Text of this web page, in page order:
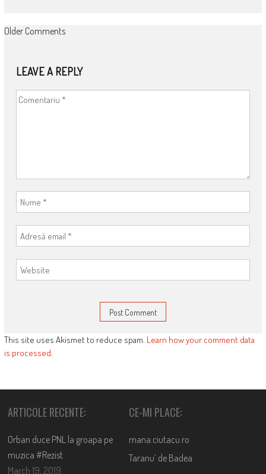
COMMENT
Older Comments
LEAVE A REPLY
This site uses Akismet to reduce spam. Learn how your comment data
is processed.
ARTICOLE RECENTE:
Orban duce PNL la groapa pe
muzica #Rezist
March 19, 2019
CE-MI PLACE:
mana.ciutacu.ro
Taranu’ de Badea